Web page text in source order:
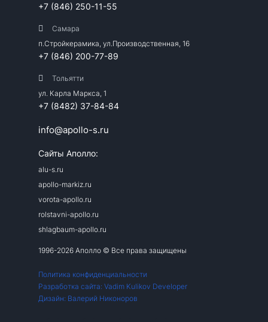
+7 (846) 250-11-55
Самара
п.Стройкерамика, ул.Производственная, 16
+7 (846) 200-77-89
Тольятти
ул. Карла Маркса, 1
+7 (8482) 37-84-84
info@apollo-s.ru
Сайты Аполло:
alu-s.ru
apollo-markiz.ru
vorota-apollo.ru
rolstavni-apollo.ru
shlagbaum-apollo.ru
1996-2026 Аполло © Все права защищены
Политика конфиденциальности
Разработка сайта: Vadim Kulikov Developer
Дизайн: Валерий Никоноров